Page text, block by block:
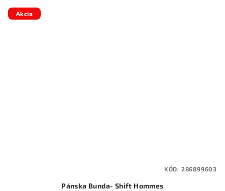
Akcia
Pánska Bunda- Shift Hommes
KÓD: 286899603